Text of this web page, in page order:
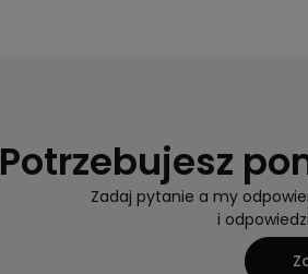
Potrzebujesz
Zadaj pytanie a my
i